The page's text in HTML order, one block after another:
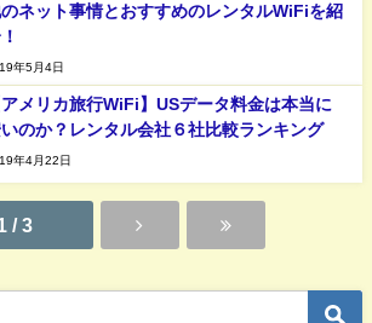
ネット事情とおすすめのレンタルWiFiを紹
年5月4日
アメリカ旅行WiFi】USデータ料金は本当に
のか？レンタル会社６社比較ランキング
年4月22日
/ 3